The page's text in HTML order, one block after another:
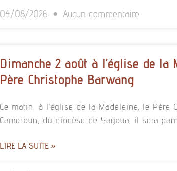
04/08/2026 Aucun commentaire
Dimanche 2 août à l’église de
Père Christophe Barwang
Ce matin, à l’église de la Madeleine, le
Cameroun, du diocèse de Yagoua, il sera
LIRE LA SUITE »